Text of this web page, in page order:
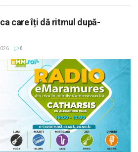
care îți dă ritmul după-
0